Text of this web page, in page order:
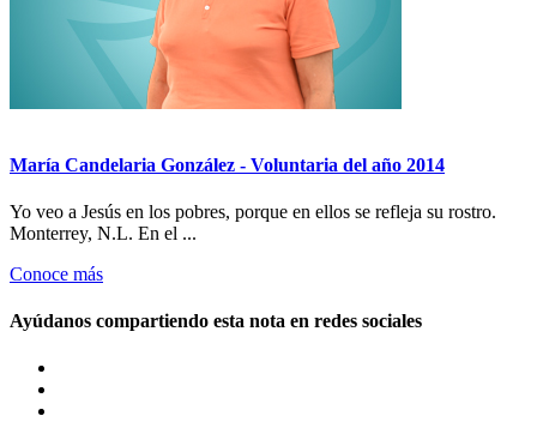
María Candelaria González - Voluntaria del año 2014
Yo veo a Jesús en los pobres, porque en ellos se refleja su rostro.
Monterrey, N.L. En el ...
Conoce más
Ayúdanos compartiendo esta nota en redes sociales